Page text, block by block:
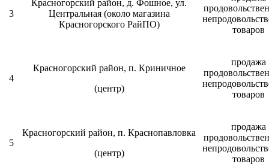
3
Красногорский район, д. Фошное, ул.
Центральная (около магазина
Красногорского РайПО)
товаров
4
Красногорский район, п. Криничное
(центр)
продажа
товаров
5
Красногорский район, п. Краснопавловка
(центр)
продажа
товаров